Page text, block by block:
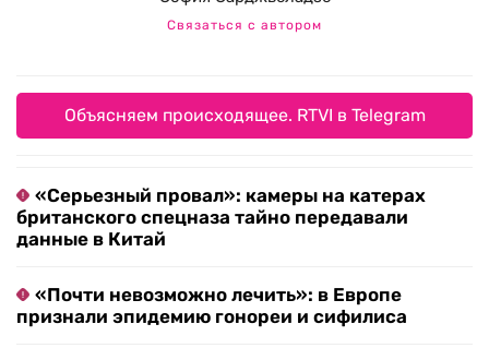
Связаться с автором
Объясняем происходящее. RTVI в Telegram
«Серьезный провал»: камеры на катерах
британского спецназа тайно передавали
данные в Китай
«Почти невозможно лечить»: в Европе
признали эпидемию гонореи и сифилиса